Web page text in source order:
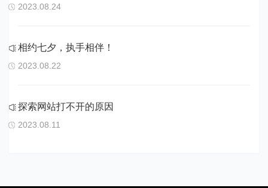
2023.08.24
相约七夕，执手相伴！
2023.08.22
探索网站打不开的原因
2023.08.11